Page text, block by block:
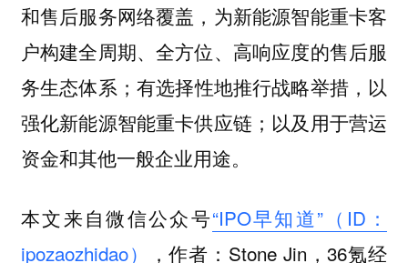
和售后服务网络覆盖，为新能源智能重卡客
户构建全周期、全方位、高响应度的售后服
务生态体系；有选择性地推行战略举措，以
强化新能源智能重卡供应链；以及用于营运
资金和其他一般企业用途。
本文来自微信公众号“IPO早知道”（ID：
ipozaozhidao）
，作者：Stone Jin，36氪经